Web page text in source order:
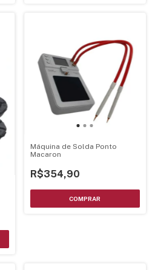
Máquina de Solda Ponto
Macaron
R$354,90